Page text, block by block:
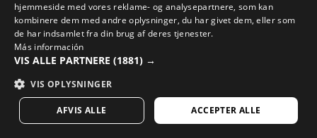
ENGLISH
FINNISH
hjemmeside med vores reklame- og analysepartnere, som kan
kombinere dem med andre oplysninger, du har givet dem, eller som
de har indsamlet fra din brug af deres tjenester.
Más información
VIS ALLE PARTNERE (1881) →
VIS OPLYSNINGER
ACCEPTER ALLE
AFVIS ALLE